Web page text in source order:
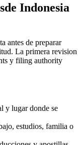
Indonesia
antes de preparar
La primera revision
y filing authority
y lugar donde se
estudios, familia o